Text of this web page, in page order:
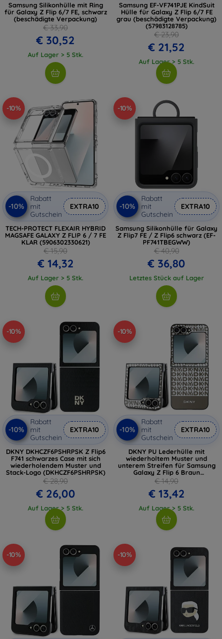
Samsung Silikonhülle mit Ring
für Galaxy Z Flip 6/7 FE, schwarz
(beschädigte Verpackung)
€ 33,90
€ 30,52
Auf Lager > 5 Stk.
Samsung EF-VF741PJE KindSuit
Hülle für Galaxy Z Flip 6/7 FE
grau (beschädigte Verpackung)
(57983128785)
€ 23,90
€ 21,52
Auf Lager > 5 Stk.
-10%
-10%
Rabatt
mit
Gutschein
EXTRA10
TECH-PROTECT FLEXAIR HYBRID
MAGSAFE GALAXY Z FLIP 6 / 7 FE
KLAR (5906302330621)
€ 15,90
€ 14,32
Auf Lager > 5 Stk.
-10%
-10%
Rabatt
mit
Gutschein
EXTRA10
Samsung Silikonhülle für Galaxy
Z Flip7 FE / Z Flip6 schwarz (EF-
PF741TBEGWW)
€ 40,90
€ 36,80
Letztes Stück auf Lager
-10%
-10%
Rabatt
mit
Gutschein
EXTRA10
DKNY DKHCZF6PSHRPSK Z Flip6
F741 schwarzes Case mit sich
wiederholendem Muster und
Stack-Logo (DKHCZF6PSHRPSK)
€ 28,90
€ 26,00
Auf Lager > 5 Stk.
-10%
-10%
Rabatt
mit
Gutschein
EXTRA10
DKNY PU Lederhülle mit
wiederholtem Muster und
unterem Streifen für Samsung
Galaxy Z Flip 6 Braun
(DKHCZF6PSOSPW)
€ 14,90
€ 13,42
Auf Lager > 5 Stk.
-10% -10%